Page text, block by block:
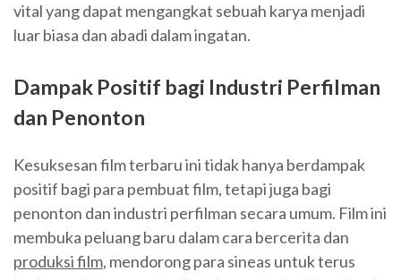
vital yang dapat mengangkat sebuah karya menjadi
luar biasa dan abadi dalam ingatan.
Dampak Positif bagi Industri Perfilman
dan Penonton
Kesuksesan film terbaru ini tidak hanya berdampak
positif bagi para pembuat film, tetapi juga bagi
penonton dan industri perfilman secara umum. Film ini
membuka peluang baru dalam cara bercerita dan
produksi film, mendorong para sineas untuk terus